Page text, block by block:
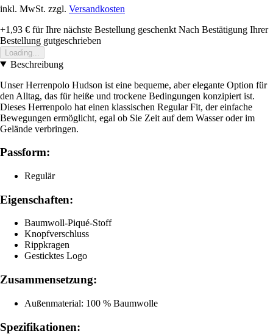
inkl. MwSt. zzgl. Versandkosten
+1,93 € für Ihre nächste Bestellung geschenkt Nach Bestätigung Ihrer
Bestellung gutgeschrieben
Loading...
Beschreibung
Unser Herrenpolo Hudson ist eine bequeme, aber elegante Option für
den Alltag, das für heiße und trockene Bedingungen konzipiert ist.
Dieses Herrenpolo hat einen klassischen Regular Fit, der einfache
Bewegungen ermöglicht, egal ob Sie Zeit auf dem Wasser oder im
Gelände verbringen.
Passform:
Regulär
Eigenschaften:
Baumwoll-Piqué-Stoff
Knopfverschluss
Rippkragen
Gesticktes Logo
Zusammensetzung:
Außenmaterial: 100 % Baumwolle
Spezifikationen: